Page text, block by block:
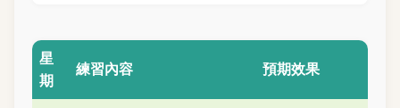
星
期
練習內容 預期效果